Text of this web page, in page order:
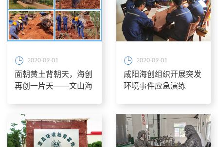
2020-09-01
面朝黄土背朝天，海创
再创一片天——文山海
2020-09-01
咸阳海创组织开展突发
环境事件应急演练